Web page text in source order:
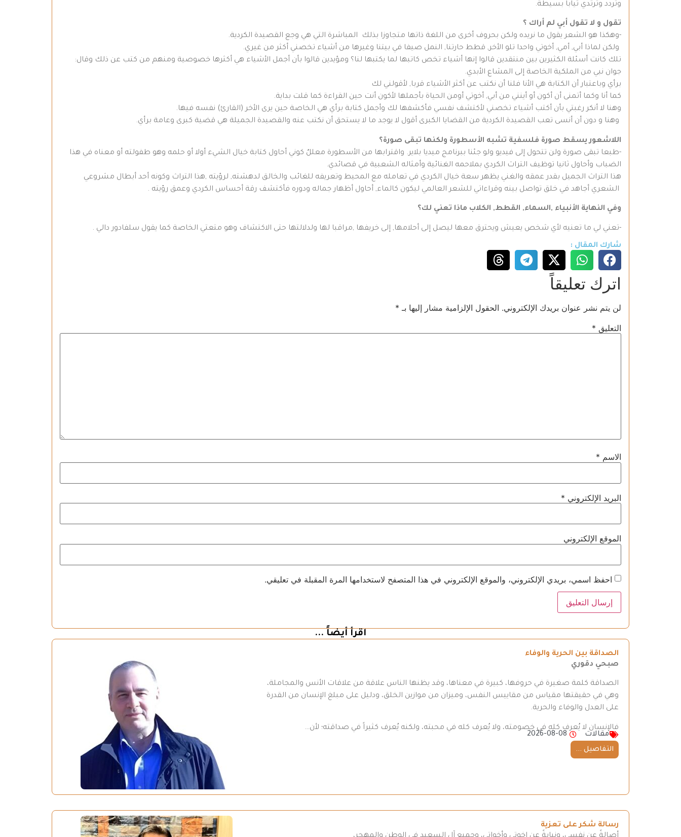
وتردد وترتدي ثيابا بسيطة.
تقول و لا تقول أبي لم أراك ؟
-وهكذا هو الشعر يقول ما نريده ولكن بحروف أخرى من اللغة ذاتها متجاوزا بذلك المباشرة التي هي وجع القصيدة الكردية.
ولكن لماذا أبي, أمي, أخوتي واحدا تلو الأخر, قطط حارتنا, النمل صيفا في بيتنا وغيرها من أشياء تخصني أكثر من غيري.
تلك كانت أسئلة الكثيرين بين منتقدين قالوا إنها أشياء تخص كاتبها لما يكتبها لنا؟ ومؤيدين قالوا بأن أجمل الأشياء هي أكثرها خصوصية ومنهم من كتب عن ذلك وقال:
جوان نبي من الملكية الخاصة إلى المشاع الأبدي.
برأي وباعتبار أن الكتابة هي الأنا فلنا أن نكتب عن أكثر الأشياء قربا, لأقولني لك
كما أنا وكما أتمنى أن أكون أو أينني من أبي, أخوتي أومن الحياة بأجملها لأكون أنت حين القراءة كما قلت بداية.
وهنا لا أنكر رغبتي بأن أكتب أشياء تخصني لأكتشف نفسي فأكشفها لك وأجمل كتابة برأي هي الخاصة حين يرى الأخر (القارئ) نفسه فيها.
وهنا و دون أن أنسى تعب القصيدة الكردية من القضايا الكبرى أقول لا يوجد ما لا يستحق أن نكتب عنه والقصيدة الجميلة هي قضية كبرى وعامة برأي.
اللاشعور يسقط صورة فلسفية تشبه الأسطورة ولكنها تبقى صورة؟
-طبعا تبقى صورة ولن تتحول إلى فيديو ولو جئنا ببرنامج ميديا بلاير. واقترابها من الأسطورة معللٌ كوني أحاول كتابة خيال الشيء أولا أو حلمه وهو طفولته أو معناه في هذا
الضباب وأحاول ثانيا توظيف التراث الكردي بملاحمه الغنائية وأمثاله الشعبية في قصائدي.
هذا التراث الجميل بقدر عمقه والغني يظهر سعة خيال الكردي في تعامله مع المحيط وتعريفه للغائب والخالق لدهشته, لرؤيته ,هذا التراث وكونه أحد أبطال مشروعي
الشعري أجاهد في خلق تواصل بينه وقراءاتي للشعر العالمي ليكون كالماء, أحاول أظهار جماله ودوره فأكتشف رقة أحساس الكردي وعمق رؤيته .
وفي النهاية الأنبياء ,السماء, القطط, الكلاب ماذا تعني لك؟
-تعني لي ما تعنيه لأي شخص يعيش ويحترق معها ليصل إلى أحلامها, إلى خريفها ,مراقبا لها ولدلالتها حتى الاكتشاف وهو متعتي الخاصة كما يقول سلفادور دالي .
شارك المقال :
اترك تعليقاً
لن يتم نشر عنوان بريدك الإلكتروني. الحقول الإلزامية مشار إليها بـ *
التعليق *
الاسم *
البريد الإلكتروني *
الموقع الإلكتروني
احفظ اسمي، بريدي الإلكتروني، والموقع الإلكتروني في هذا المتصفح لاستخدامها المرة المقبلة في تعليقي.
اقرأ أيضاً ...
الصداقة بين الحرية والوفاء
صبحي دقوري
الصداقة كلمة صغيرة في حروفها، كبيرة في معناها، وقد يظنها الناس علاقة من علاقات الأنس والمجاملة،
وهي في حقيقتها مقياس من مقاييس النفس، وميزان من موازين الخلق، ودليل على مبلغ الإنسان من القدرة
على العدل والوفاء والحرية.
فالإنسان لا يُعرف كله في خصومته، ولا يُعرف كله في محبته، ولكنه يُعرف كثيراً في صداقته؛ لأن…
مقالات
2026-08-08
التفاصيل ...
رسالة شكر على تعزية